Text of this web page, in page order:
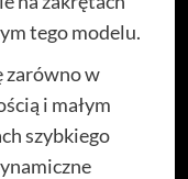
tego modelu.
zarówno w
i małym
szybkiego